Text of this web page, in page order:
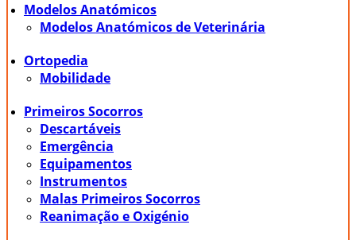
Modelos Anatómicos
Modelos Anatómicos de Veterinária
Ortopedia
Mobilidade
Primeiros Socorros
Descartáveis
Emergência
Equipamentos
Instrumentos
Malas Primeiros Socorros
Reanimação e Oxigénio